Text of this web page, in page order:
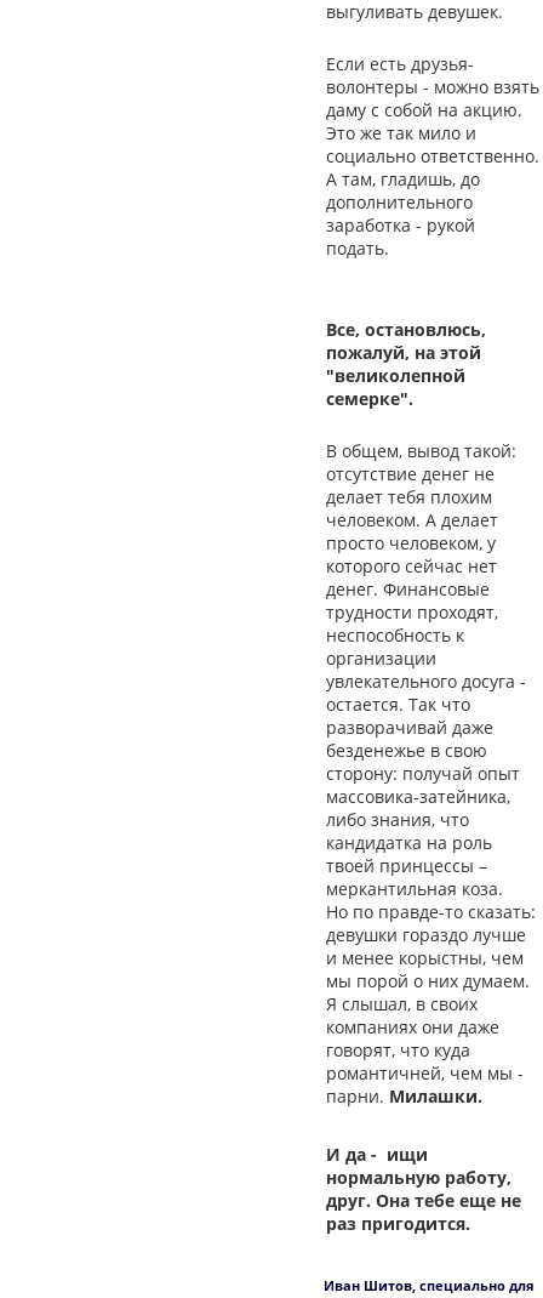
выгуливать девушек.
Если есть друзья-
волонтеры - можно взять
даму с собой на акцию.
Это же так мило и
социально ответственно.
А там, гладишь, до
дополнительного
заработка - рукой
подать.
Все, остановлюсь,
пожалуй, на этой
"великолепной
семерке".
В общем, вывод такой:
отсутствие денег не
делает тебя плохим
человеком. А делает
просто человеком, у
которого сейчас нет
денег. Финансовые
трудности проходят,
неспособность к
организации
увлекательного досуга -
остается. Так что
разворачивай даже
безденежье в свою
сторону: получай опыт
массовика-затейника,
либо знания, что
кандидатка на роль
твоей принцессы –
меркантильная коза.
Но по правде-то сказать:
девушки гораздо лучше
и менее корыстны, чем
мы порой о них думаем.
Я слышал, в своих
компаниях они даже
говорят, что куда
романтичней, чем мы -
парни. Милашки.
И да - ищи
нормальную работу,
друг. Она тебе еще не
раз пригодится.
Иван Шитов, специально для